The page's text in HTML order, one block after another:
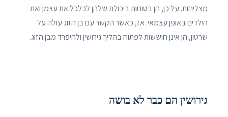
מצליחות. על כן, הן בטוחות ביכולת שלהן לכלכל את עצמן ואת
הילדים באופן עצמאי. אז, כאשר הקשר עם בן הזוג עולה על
שרטון, הן אינן חוששות לפתוח בהליך גירושין ולהיפרד מבן הזוג.
גירושין הם כבר לא בושה